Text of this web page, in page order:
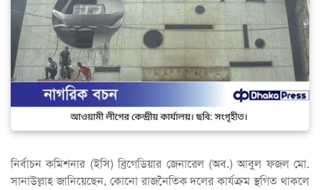
নির্বাচন কমিশনার (ইসি) ব্রিগেডিয়ার জেনারেল (অব.) আবুল ফজল মো.
সানাউল্লাহ জানিয়েছেন, কোনো রাজনৈতিক দলের কার্যক্রম স্থগিত থাকলে